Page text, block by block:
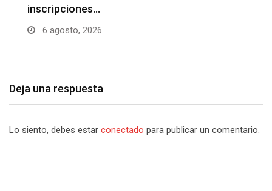
de la Patria…
6 agosto, 2026
Deja una respuesta
Lo siento, debes estar conectado para publicar un comentario.